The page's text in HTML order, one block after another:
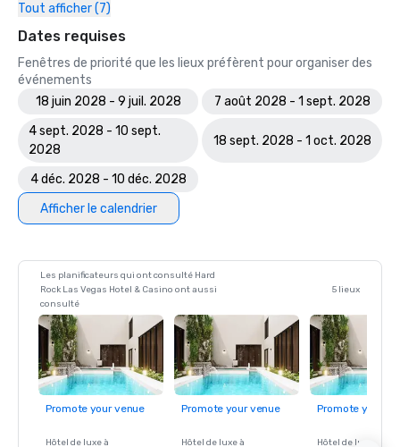
Tout afficher (7)
Dates requises
Fenêtres de priorité que les lieux préfèrent pour organiser des
événements
18 juin 2028 - 9 juil. 2028
7 août 2028 - 1 sept. 2028
4 sept. 2028 - 10 sept.
2028
18 sept. 2028 - 1 oct. 2028
4 déc. 2028 - 10 déc. 2028
Afficher le calendrier
Les planificateurs qui ont consulté Hard
Rock Las Vegas Hotel & Casino ont aussi
consulté
5 lieux
Promote your venue
Hôtel de luxe à
Promote your venue
Hôtel de luxe à
Promote your
Hôtel de luxe à